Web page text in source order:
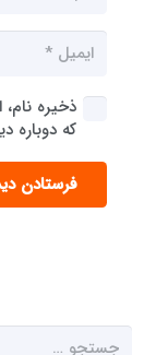
ذخیره
که دوباره
فرستادن
جستجو